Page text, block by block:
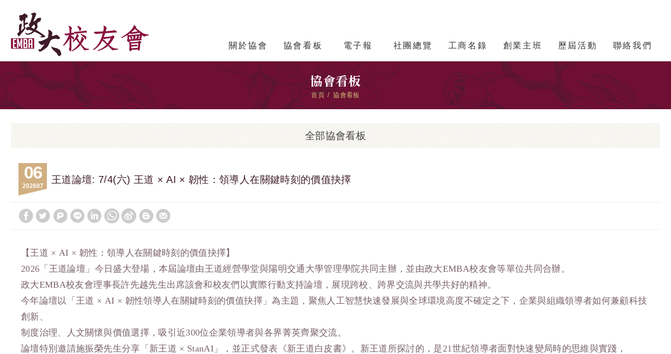
關於協會 協會看板 電子報 社團總覽 工商名錄 創業主班 歷屆活動 聯絡我們
協會看板
首頁 協會看板
全部協會看板
06
07
2026
王道論壇: 7/4(六) 王道 × AI × 韌性：領導人在關鍵時刻的價值抉擇
【王道 × AI × 韌性：領導人在關鍵時刻的價值抉擇】
2026「王道論壇」今日盛大登場，本屆論壇由王道經營學堂與陽明交通大學管理學院共同主辦，並由政大EMBA校友會等單位共同合辦。
政大EMBA校友會理事長許先越先生出席該會和校友們以實際行動支持論壇，展現跨校、跨界交流與共學共好的精神。
今年論壇以「王道 × AI × 韌性領導人在關鍵時刻的價值抉擇」為主題，聚焦人工智慧快速發展與全球環境高度不確定之下，企業與組織領導者如何兼顧科技
創新、
制度治理、人文關懷與價值選擇，吸引近300位企業領導者與各界菁英齊聚交流。
論壇特別邀請施振榮先生分享「新王道 × StanAI」，並正式發表《新王道白皮書》。新王道所探討的，是21世紀領導者面對快速變局時的思維與實踐，